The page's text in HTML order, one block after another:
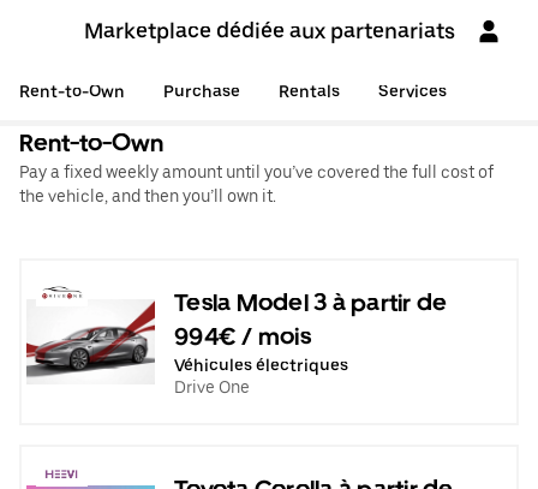
Marketplace dédiée aux partenariats
Rent-to-Own Purchase Rentals Services
Rent-to-Own
Pay a fixed weekly amount until you’ve covered the full cost of
the vehicle, and then you’ll own it.
Tesla Model 3 à partir de
994€ / mois
Véhicules électriques
Drive One